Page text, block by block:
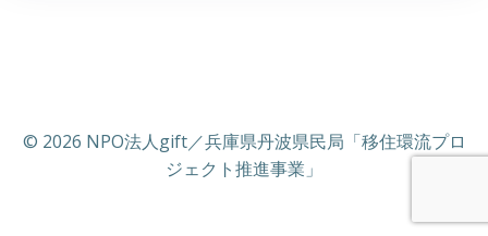
© 2026 NPO法人gift／兵庫県丹波県民局「移住環流プロ
ジェクト推進事業」